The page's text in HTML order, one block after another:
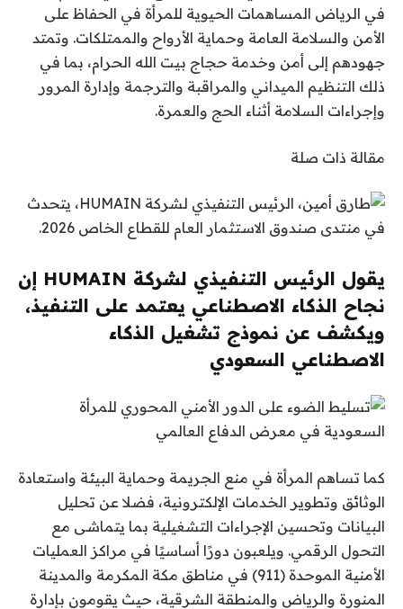
في الرياض المساهمات الحيوية للمرأة في الحفاظ على
الأمن والسلامة العامة وحماية الأرواح والممتلكات. وتمتد
جهودهم إلى أمن وخدمة حجاج بيت الله الحرام، بما في
ذلك التنظيم الميداني والمراقبة والترجمة وإدارة المرور
وإجراءات السلامة أثناء الحج والعمرة.
مقالة ذات صلة
يقول الرئيس التنفيذي لشركة HUMAIN إن
نجاح الذكاء الاصطناعي يعتمد على التنفيذ،
ويكشف عن نموذج تشغيل الذكاء
الاصطناعي السعودي
كما تساهم المرأة في منع الجريمة وحماية البيئة واستعادة
الوثائق وتطوير الخدمات الإلكترونية، فضلا عن تحليل
البيانات وتحسين الإجراءات التشغيلية بما يتماشى مع
التحول الرقمي. ويلعبون دورًا أساسيًا في مراكز العمليات
الأمنية الموحدة (911) في مناطق مكة المكرمة والمدينة
المنورة والرياض والمنطقة الشرقية، حيث يقومون بإدارة